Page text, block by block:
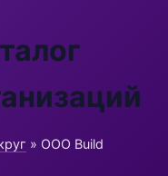
» ООО Build